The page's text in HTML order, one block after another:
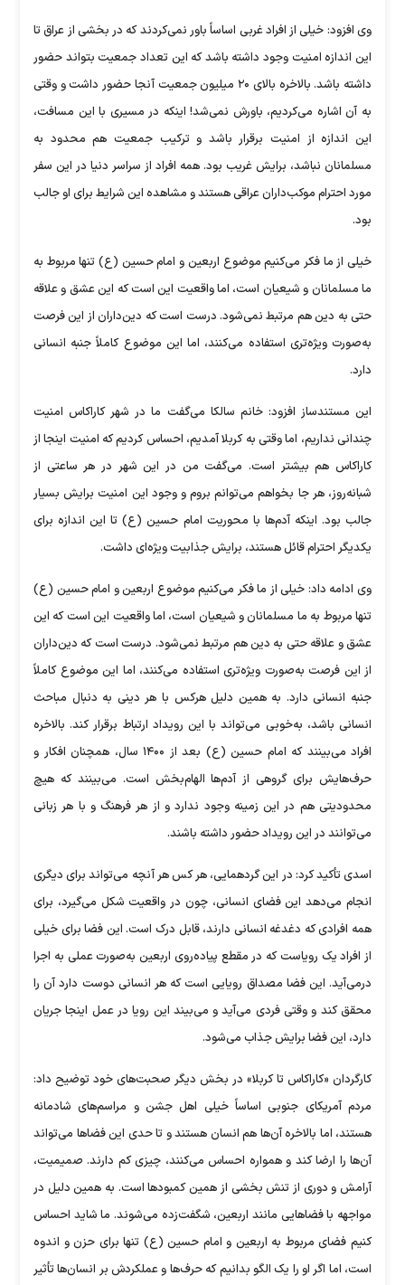
وی افزود: خیلی از افراد غربی اساساً باور نمی‌کردند که در بخشی از عراق تا
این اندازه امنیت وجود داشته باشد که این تعداد جمعیت بتواند حضور
داشته باشد. بالاخره بالای ۲۰ میلیون جمعیت آنجا حضور داشت و وقتی
به آن اشاره می‌کردیم، باورش نمی‌شد! اینکه در مسیری با این مسافت،
این اندازه از امنیت برقرار باشد و ترکیب جمعیت هم محدود به
مسلمانان نباشد، برایش غریب بود. همه افراد از سراسر دنیا در این سفر
مورد احترام موکب‌داران عراقی هستند و مشاهده این شرایط برای او جالب
بود.
خیلی از ما فکر می‌کنیم موضوع اربعین و امام حسین (ع) تنها مربوط به
ما مسلمانان و شیعیان است، اما واقعیت این است که این عشق و علاقه
حتی به دین هم مرتبط نمی‌شود. درست است که دین‌داران از این فرصت
به‌صورت ویژه‌تری استفاده می‌کنند، اما این موضوع کاملاً جنبه انسانی
دارد.
این مستندساز افزود: خانم سالکا می‌گفت ما در شهر کاراکاس امنیت
چندانی نداریم، اما وقتی به کربلا آمدیم، احساس کردیم که امنیت اینجا از
کاراکاس هم بیشتر است. می‌گفت من در این شهر در هر ساعتی از
شبانه‌روز، هر جا بخواهم می‌توانم بروم و وجود این امنیت برایش بسیار
جالب بود. اینکه آدم‌ها با محوریت امام حسین (ع) تا این اندازه برای
یکدیگر احترام قائل هستند، برایش جذابیت ویژه‌ای داشت.
وی ادامه داد: خیلی از ما فکر می‌کنیم موضوع اربعین و امام حسین (ع)
تنها مربوط به ما مسلمانان و شیعیان است، اما واقعیت این است که این
عشق و علاقه حتی به دین هم مرتبط نمی‌شود. درست است که دین‌داران
از این فرصت به‌صورت ویژه‌تری استفاده می‌کنند، اما این موضوع کاملاً
جنبه انسانی دارد. به همین دلیل هرکس با هر دینی به دنبال مباحث
انسانی باشد، به‌خوبی می‌تواند با این رویداد ارتباط برقرار کند. بالاخره
افراد می‌بینند که امام حسین (ع) بعد از ۱۴۰۰ سال، همچنان افکار و
حرف‌هایش برای گروهی از آدم‌ها الهام‌بخش است. می‌بینند که هیچ
محدودیتی هم در این زمینه وجود ندارد و از هر فرهنگ و با هر زبانی
می‌توانند در این رویداد حضور داشته باشند.
اسدی تأکید کرد: در این گردهمایی، هر کس هر آنچه می‌تواند برای دیگری
انجام می‌دهد این فضای انسانی، چون در واقعیت شکل می‌گیرد، برای
همه افرادی که دغدغه انسانی دارند، قابل درک است. این فضا برای خیلی
از افراد یک رویاست که در مقطع پیاده‌روی اربعین به‌صورت عملی به اجرا
درمی‌آید. این فضا مصداق رویایی است که هر انسانی دوست دارد آن را
محقق کند و وقتی فردی می‌آید و می‌بیند این رویا در عمل اینجا جریان
دارد، این فضا برایش جذاب می‌شود.
کارگردان «کاراکاس تا کربلا» در بخش دیگر صحبت‌های خود توضیح داد:
مردم آمریکای جنوبی اساساً خیلی اهل جشن و مراسم‌های شادمانه
هستند، اما بالاخره آن‌ها هم انسان هستند و تا حدی این فضا‌ها می‌تواند
آن‌ها را ارضا کند و همواره احساس می‌کنند، چیزی کم دارند. صمیمیت،
آرامش و دوری از تنش بخشی از همین کمبود‌ها است. به همین دلیل در
مواجهه با فضا‌هایی مانند اربعین، شگفت‌زده می‌شوند. ما شاید احساس
کنیم فضای مربوط به اربعین و امام حسین (ع) تنها برای حزن و اندوه
است، اما اگر او را یک الگو بدانیم که حرف‌ها و عملکردش بر انسان‌ها تأثیر